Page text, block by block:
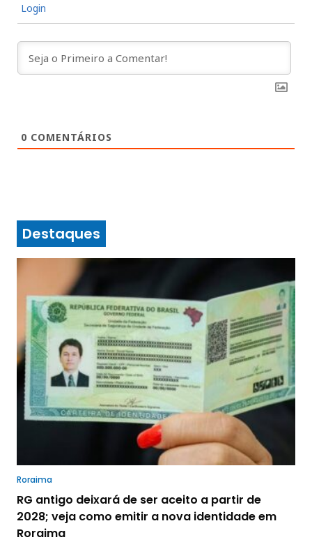
Login
0 COMENTÁRIOS
Destaques
Roraima
RG antigo deixará de ser aceito a partir de
2028; veja como emitir a nova identidade em
Roraima